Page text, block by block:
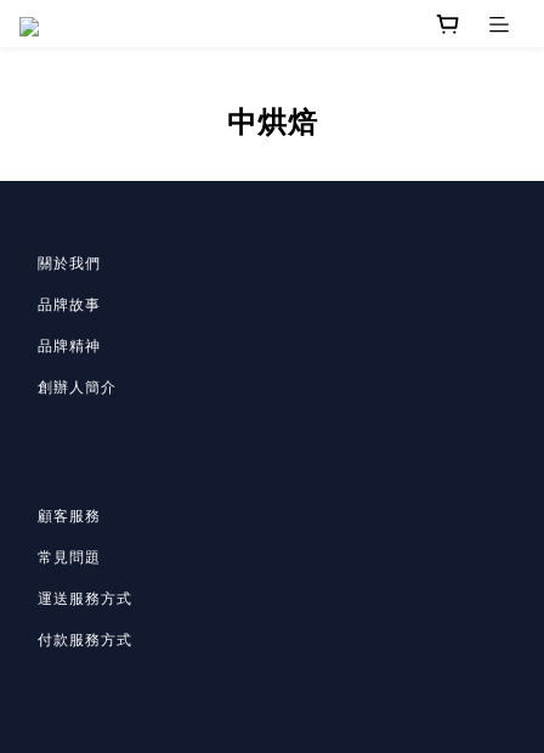
中烘焙
關於我們
品牌故事
品牌精神
創辦人簡介
顧客服務
常見問題
運送服務方式
付款服務方式